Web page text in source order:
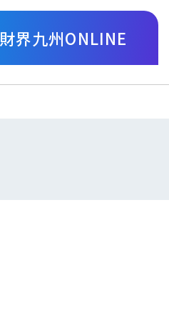
財界九州ONLINE